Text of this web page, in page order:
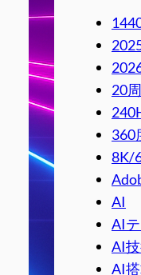
20
360
8K/
AI
AI
AI
AI